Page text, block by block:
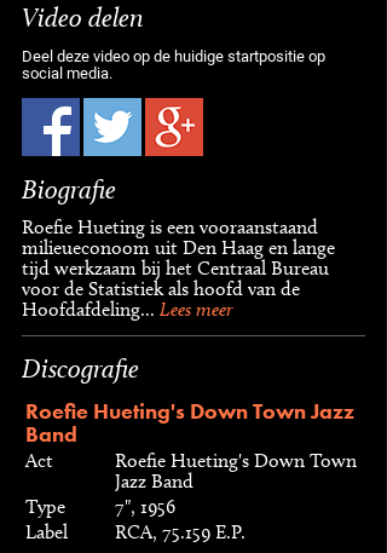
Video delen
Deel deze video op de huidige startpositie op
social media.
Biografie
Roefie Hueting is een vooraanstaand
milieueconoom uit Den Haag en lange
tijd werkzaam bij het Centraal Bureau
voor de Statistiek als hoofd van de
Hoofdafdeling... Lees meer
Discografie
Roefie Hueting's Down Town Jazz
Band
Act
Roefie Hueting's Down Town
Jazz Band
Type
7", 1956
Label
RCA, 75.159 E.P.